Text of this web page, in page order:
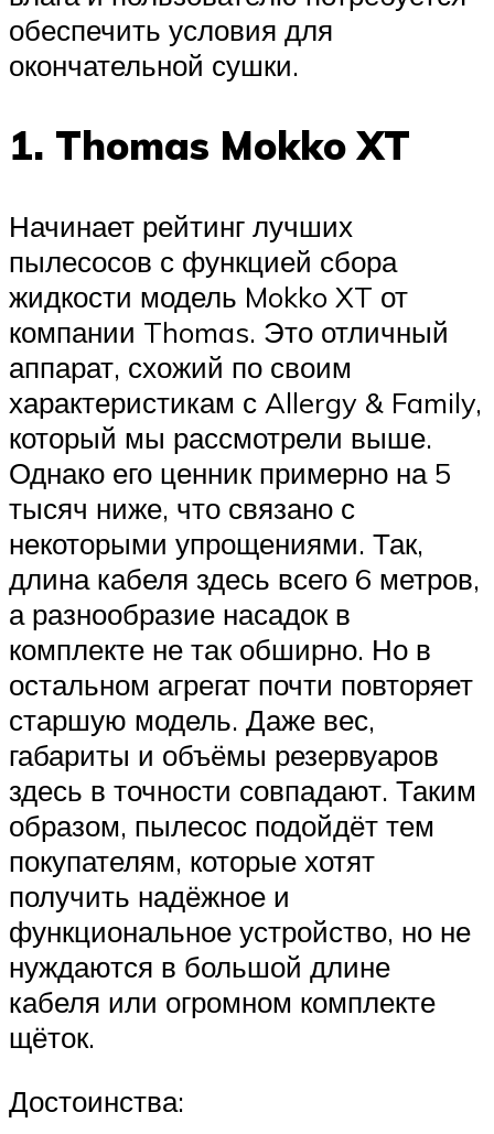
обеспечить условия для
окончательной сушки.
1. Thomas Mokko XT
Начинает рейтинг лучших
пылесосов с функцией сбора
жидкости модель Mokko XT от
компании Thomas. Это отличный
аппарат, схожий по своим
характеристикам с Allergy & Family,
который мы рассмотрели выше.
Однако его ценник примерно на 5
тысяч ниже, что связано с
некоторыми упрощениями. Так,
длина кабеля здесь всего 6 метров,
а разнообразие насадок в
комплекте не так обширно. Но в
остальном агрегат почти повторяет
старшую модель. Даже вес,
габариты и объёмы резервуаров
здесь в точности совпадают. Таким
образом, пылесос подойдёт тем
покупателям, которые хотят
получить надёжное и
функциональное устройство, но не
нуждаются в большой длине
кабеля или огромном комплекте
щёток.
Достоинства: